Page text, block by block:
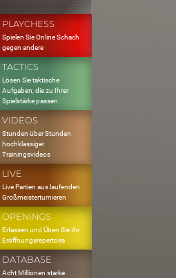
PLAYCHESS
Spielen Sie Online Schach
gegen andere
TACTICS
Lösen Sie taktische
Aufgaben, die zu Ihrer
Spielstärke passen
VIDEOS
Stunden über Stunden
hochklassiger
Trainingsvideos
LIVE
Live Partien aus laufenden
Großmeisterturnieren
OPENINGS
Erfassen und Üben Sie Ihr
Eröffnungsrepertoire
DATABASE
Acht Millionen starke